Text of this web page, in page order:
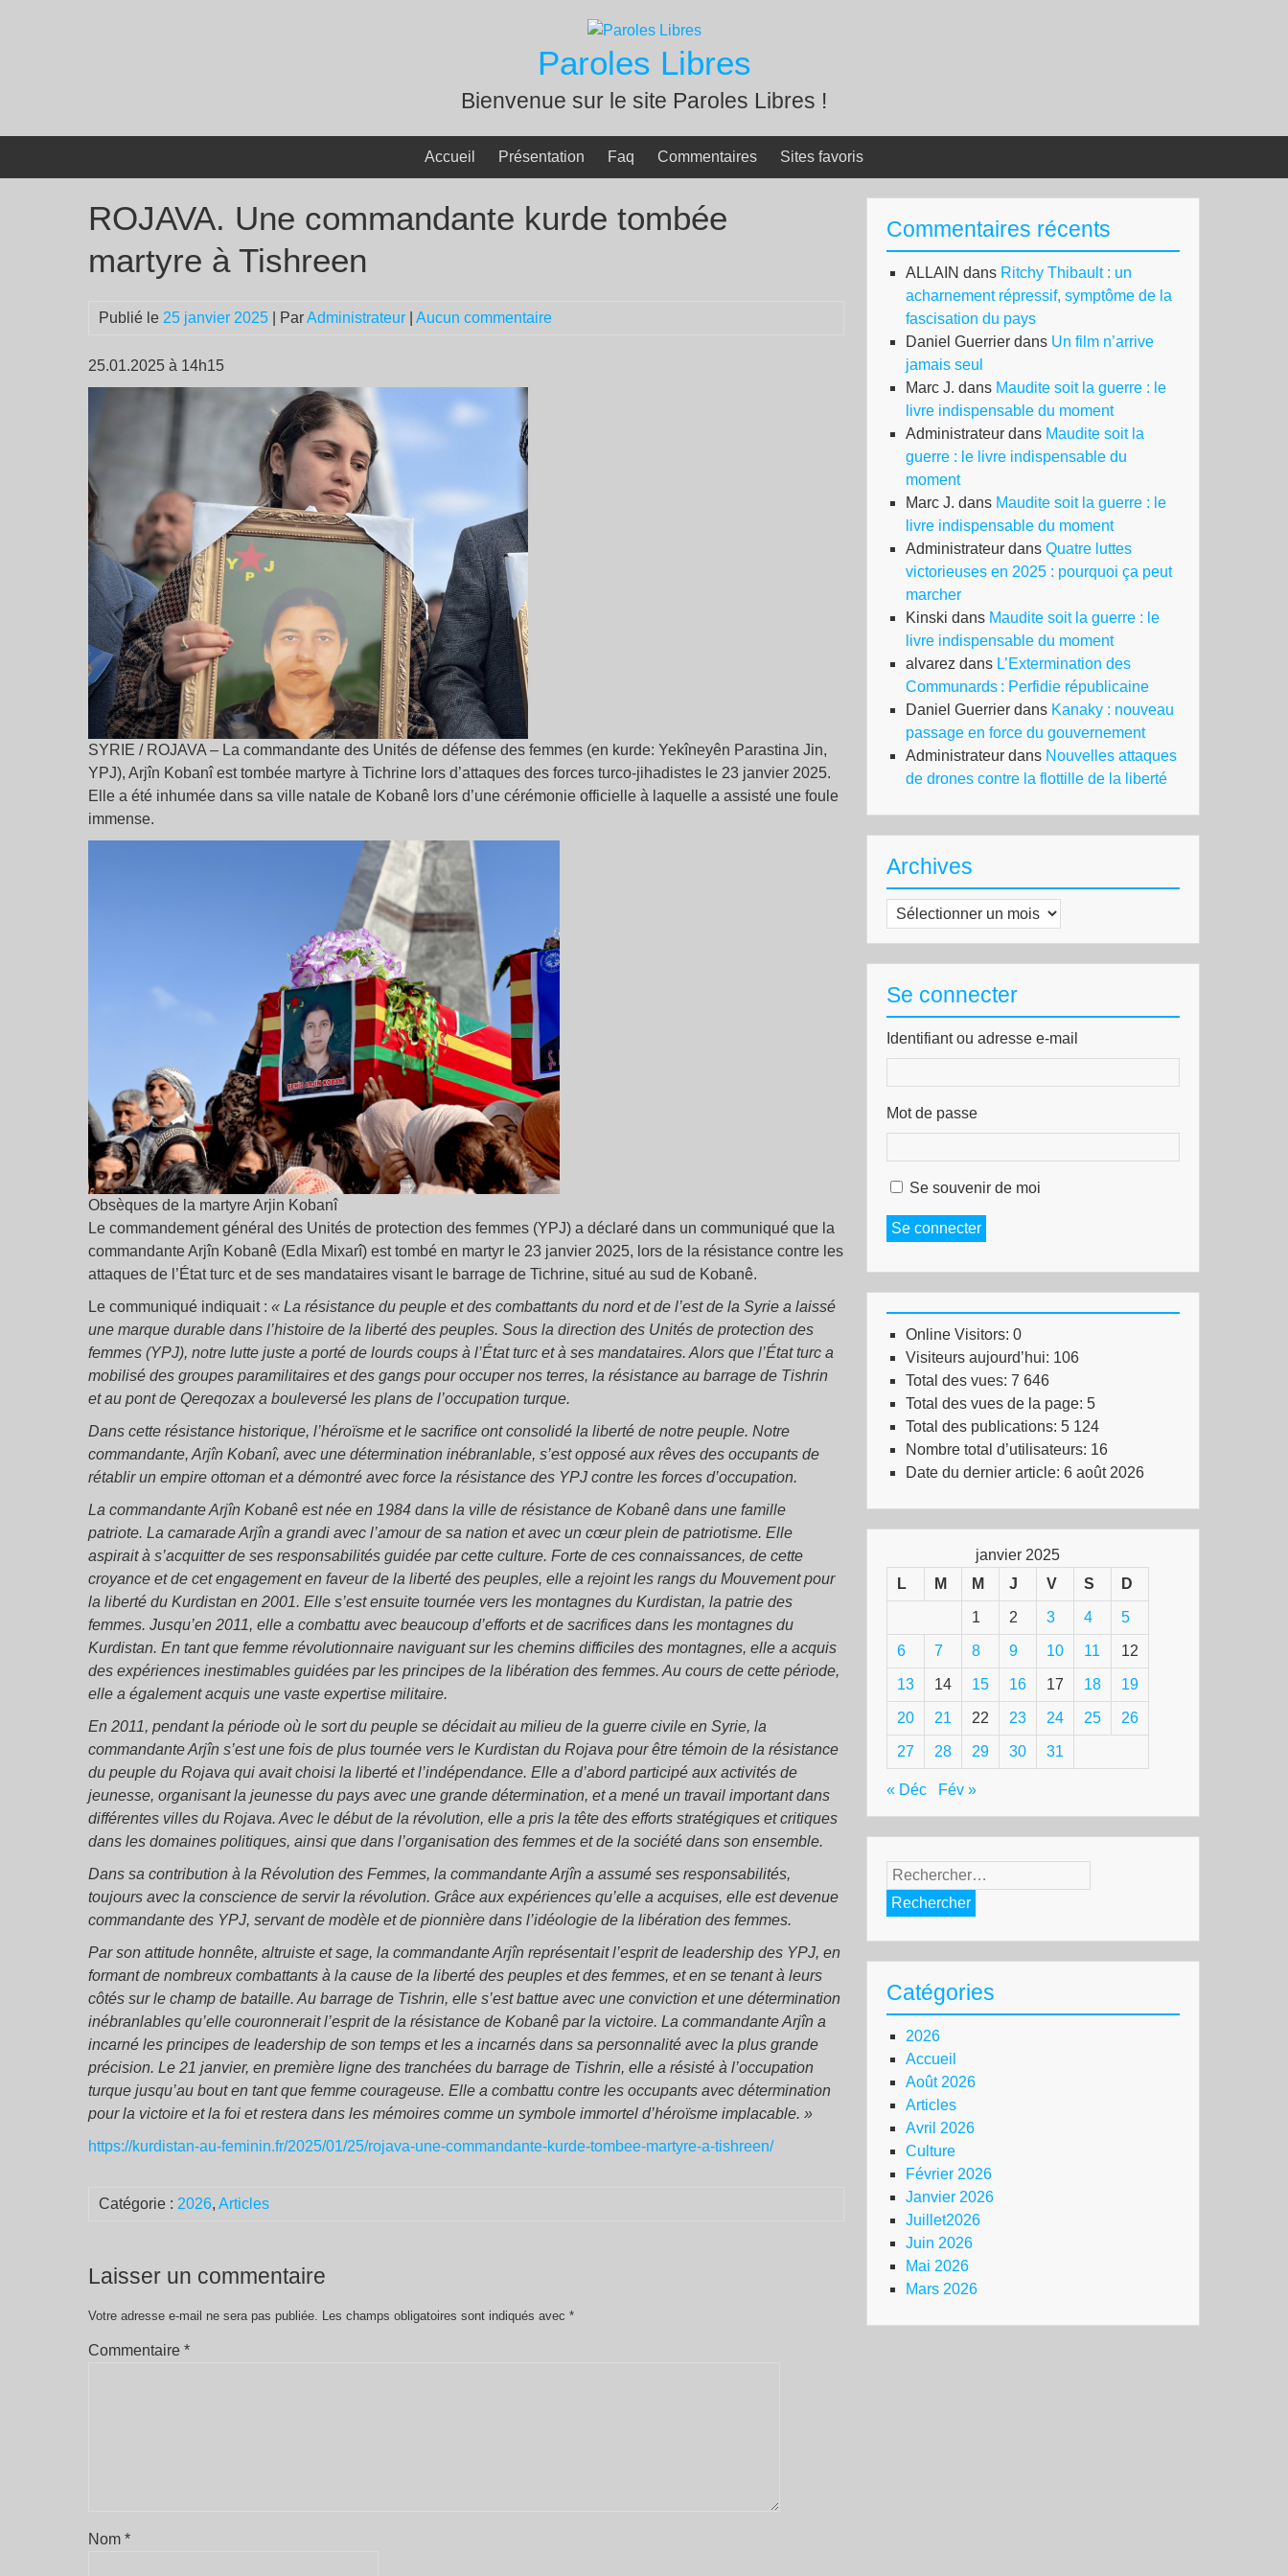
Paroles Libres
Bienvenue sur le site Paroles Libres !
Accueil Présentation Faq Commentaires Sites favoris
ROJAVA. Une commandante kurde tombée
martyre à Tishreen
Publié le 25 janvier 2025 | ParAdministrateur Aucun commentaire
25.01.2025 à 14h15
SYRIE / ROJAVA – La commandante des Unités de défense des femmes (en kurde: Yekîneyên Parastina Jin,
YPJ), Arjîn Kobanî est tombée martyre à Tichrine lors d’attaques des forces turco-jihadistes le 23 janvier 2025.
Elle a été inhumée dans sa ville natale de Kobanê lors d’une cérémonie officielle à laquelle a assisté une foule
immense.
Obsèques de la martyre Arjin Kobanî
Le commandement général des Unités de protection des femmes (YPJ) a déclaré dans un communiqué que la
commandante Arjîn Kobanê (Edla Mixarî) est tombé en martyr le 23 janvier 2025, lors de la résistance contre les
attaques de l’État turc et de ses mandataires visant le barrage de Tichrine, situé au sud de Kobanê.
Le communiqué indiquait : « La résistance du peuple et des combattants du nord et de l’est de la Syrie a laissé
une marque durable dans l’histoire de la liberté des peuples. Sous la direction des Unités de protection des
femmes (YPJ), notre lutte juste a porté de lourds coups à l’État turc et à ses mandataires. Alors que l’État turc a
mobilisé des groupes paramilitaires et des gangs pour occuper nos terres, la résistance au barrage de Tishrin
et au pont de Qereqozax a bouleversé les plans de l’occupation turque.
Dans cette résistance historique, l’héroïsme et le sacrifice ont consolidé la liberté de notre peuple. Notre
commandante, Arjîn Kobanî, avec une détermination inébranlable, s’est opposé aux rêves des occupants de
rétablir un empire ottoman et a démontré avec force la résistance des YPJ contre les forces d’occupation.
La commandante Arjîn Kobanê est née en 1984 dans la ville de résistance de Kobanê dans une famille
patriote. La camarade Arjîn a grandi avec l’amour de sa nation et avec un cœur plein de patriotisme. Elle
aspirait à s’acquitter de ses responsabilités guidée par cette culture. Forte de ces connaissances, de cette
croyance et de cet engagement en faveur de la liberté des peuples, elle a rejoint les rangs du Mouvement pour
la liberté du Kurdistan en 2001. Elle s’est ensuite tournée vers les montagnes du Kurdistan, la patrie des
femmes. Jusqu’en 2011, elle a combattu avec beaucoup d’efforts et de sacrifices dans les montagnes du
Kurdistan. En tant que femme révolutionnaire naviguant sur les chemins difficiles des montagnes, elle a acquis
des expériences inestimables guidées par les principes de la libération des femmes. Au cours de cette période,
elle a également acquis une vaste expertise militaire.
En 2011, pendant la période où le sort du peuple se décidait au milieu de la guerre civile en Syrie, la
commandante Arjîn s’est une fois de plus tournée vers le Kurdistan du Rojava pour être témoin de la résistance
du peuple du Rojava qui avait choisi la liberté et l’indépendance. Elle a d’abord participé aux activités de
jeunesse, organisant la jeunesse du pays avec une grande détermination, et a mené un travail important dans
différentes villes du Rojava. Avec le début de la révolution, elle a pris la tête des efforts stratégiques et critiques
dans les domaines politiques, ainsi que dans l’organisation des femmes et de la société dans son ensemble.
Dans sa contribution à la Révolution des Femmes, la commandante Arjîn a assumé ses responsabilités,
toujours avec la conscience de servir la révolution. Grâce aux expériences qu’elle a acquises, elle est devenue
commandante des YPJ, servant de modèle et de pionnière dans l’idéologie de la libération des femmes.
Par son attitude honnête, altruiste et sage, la commandante Arjîn représentait l’esprit de leadership des YPJ, en
formant de nombreux combattants à la cause de la liberté des peuples et des femmes, et en se tenant à leurs
côtés sur le champ de bataille. Au barrage de Tishrin, elle s’est battue avec une conviction et une détermination
inébranlables qu’elle couronnerait l’esprit de la résistance de Kobanê par la victoire. La commandante Arjîn a
incarné les principes de leadership de son temps et les a incarnés dans sa personnalité avec la plus grande
précision. Le 21 janvier, en première ligne des tranchées du barrage de Tishrin, elle a résisté à l’occupation
turque jusqu’au bout en tant que femme courageuse. Elle a combattu contre les occupants avec détermination
pour la victoire et la foi et restera dans les mémoires comme un symbole immortel d’héroïsme implacable. »
https://kurdistan-au-feminin.fr/2025/01/25/rojava-une-commandante-kurde-tombee-martyre-a-tishreen/
Catégorie : 2026, Articles
Laisser un commentaire
Votre adresse e-mail ne sera pas publiée. Les champs obligatoires sont indiqués avec *
Commentaire *
Nom *
Commentaires récents
ALLAIN dans Ritchy Thibault : un
acharnement répressif, symptôme de la
fascisation du pays
Daniel Guerrier dans Un film n’arrive
jamais seul
Marc J. dans Maudite soit la guerre : le
livre indispensable du moment
Administrateur dans Maudite soit la
guerre : le livre indispensable du
moment
Marc J. dans Maudite soit la guerre : le
livre indispensable du moment
Administrateur dans Quatre luttes
victorieuses en 2025 : pourquoi ça peut
marcher
Kinski dans Maudite soit la guerre : le
livre indispensable du moment
alvarez dans L’Extermination des
Communards : Perfidie républicaine
Daniel Guerrier dans Kanaky : nouveau
passage en force du gouvernement
Administrateur dans Nouvelles attaques
de drones contre la flottille de la liberté
Archives
Archives
Se connecter
Identifiant ou adresse e-mail
Mot de passe
Se souvenir de moi
Se connecter
Online Visitors: 0
Visiteurs aujourd’hui: 106
Total des vues: 7 646
Total des vues de la page: 5
Total des publications: 5 124
Nombre total d’utilisateurs: 16
Date du dernier article: 6 août 2026
janvier 2025
L
M M J V S D
1 2 3 4 5
6 7 8 9 10 11 12
13 14 15 16 17 18 19
20 21 22 23 24 25 26
27 28 29 30 31
« Déc Fév »
Rechercher :
Catégories
2026
Accueil
Août 2026
Articles
Avril 2026
Culture
Février 2026
Janvier 2026
Juillet2026
Juin 2026
Mai 2026
Mars 2026